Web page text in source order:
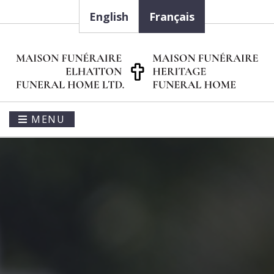
English Français
MENU